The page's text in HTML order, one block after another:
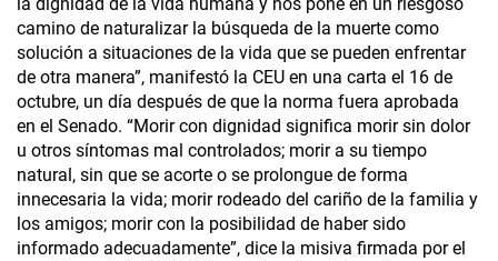
camino de naturalizar la búsqueda de la muerte como
solución a situaciones de la vida que se pueden enfrentar
de otra manera”, manifestó la CEU en una carta el 16 de
octubre, un día después de que la norma fuera aprobada
en el Senado. “Morir con dignidad significa morir sin dolor
u otros síntomas mal controlados; morir a su tiempo
natural, sin que se acorte o se prolongue de forma
innecesaria la vida; morir rodeado del cariño de la familia y
los amigos; morir con la posibilidad de haber sido
informado adecuadamente”, dice la misiva firmada por el